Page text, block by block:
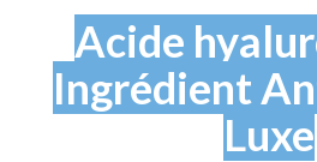
Acide
Ingrédient
Luxe